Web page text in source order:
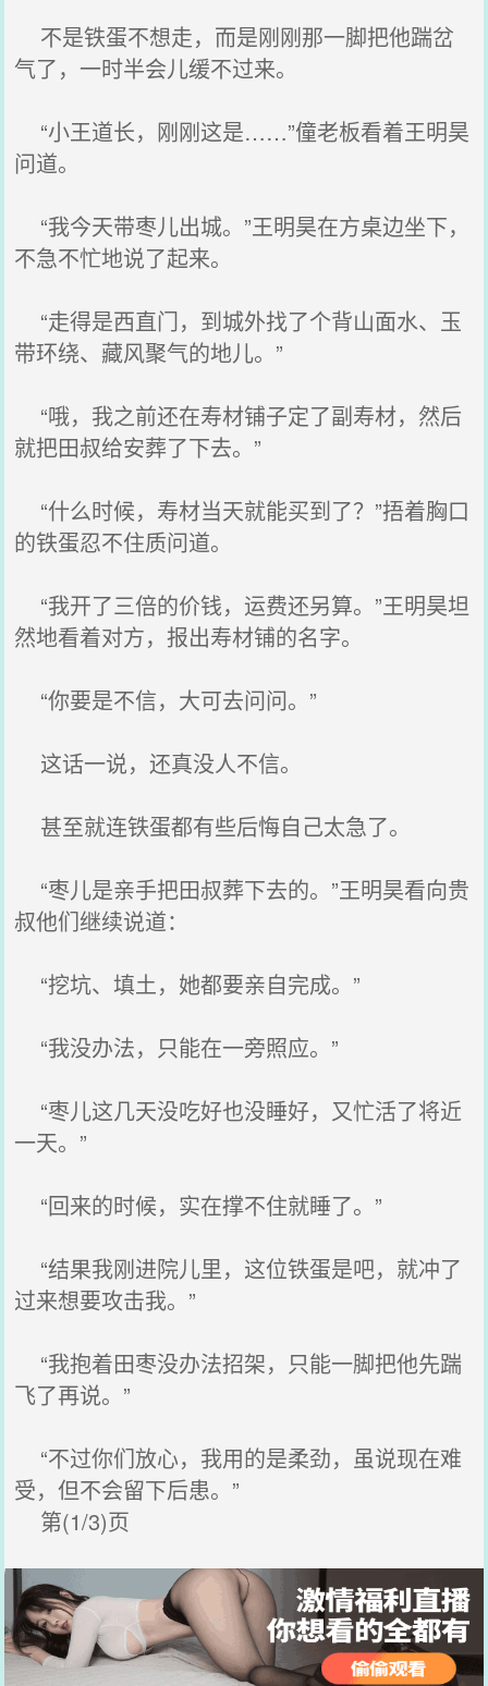
不是铁蛋不想走，而是刚刚那一脚把他踹岔
气了，一时半会儿缓不过来。
“小王道长，刚刚这是……”僮老板看着王明昊
问道。
“我今天带枣儿出城。”王明昊在方桌边坐下，
不急不忙地说了起来。
“走得是西直门，到城外找了个背山面水、玉
带环绕、藏风聚气的地儿。”
“哦，我之前还在寿材铺子定了副寿材，然后
就把田叔给安葬了下去。”
“什么时候，寿材当天就能买到了？”捂着胸口
的铁蛋忍不住质问道。
“我开了三倍的价钱，运费还另算。”王明昊坦
然地看着对方，报出寿材铺的名字。
“你要是不信，大可去问问。”
这话一说，还真没人不信。
甚至就连铁蛋都有些后悔自己太急了。
“枣儿是亲手把田叔葬下去的。”王明昊看向贵
叔他们继续说道：
“挖坑、填土，她都要亲自完成。”
“我没办法，只能在一旁照应。”
“枣儿这几天没吃好也没睡好，又忙活了将近
一天。”
“回来的时候，实在撑不住就睡了。”
“结果我刚进院儿里，这位铁蛋是吧，就冲了
过来想要攻击我。”
“我抱着田枣没办法招架，只能一脚把他先踹
飞了再说。”
“不过你们放心，我用的是柔劲，虽说现在难
受，但不会留下后患。”
第(1/3)页